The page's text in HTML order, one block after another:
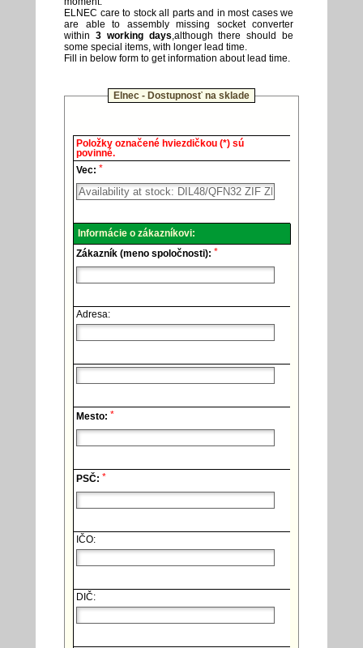
ELNEC care to stock all parts and in most cases we
are able to assembly missing socket converter
within 3 working days,although there should be
some special items, with longer lead time.
Fill in below form to get information about lead time.
Elnec - Dostupnosť na sklade
Elnec
Technická
podpora.
Položky označené hviezdičkou (*) sú
povinné.
Vec: *
Informácie o zákazníkovi:
Zákazník (meno spoločnosti): *
Adresa:
Mesto: *
PSČ: *
IČO:
DIČ: